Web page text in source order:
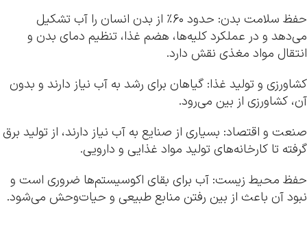
حفظ سلامت بدن: حدود ۶۰٪ از بدن انسان را آب تشکیل
می‌دهد و در عملکرد کلیه‌ها، هضم غذا، تنظیم دمای بدن و
انتقال مواد مغذی نقش دارد.
کشاورزی و تولید غذا: گیاهان برای رشد به آب نیاز دارند و بدون
آن، کشاورزی از بین می‌رود.
صنعت و اقتصاد: بسیاری از صنایع به آب نیاز دارند، از تولید برق
گرفته تا کارخانه‌های تولید مواد غذایی و دارویی.
حفظ محیط زیست: آب برای بقای اکوسیستم‌ها ضروری است و
نبود آن باعث از بین رفتن منابع طبیعی و حیات‌وحش می‌شود.